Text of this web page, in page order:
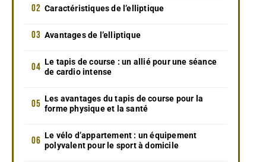
Caractéristiques de l’elliptique
Avantages de l’elliptique
Le tapis de course : un allié pour une séance
de cardio intense
Les avantages du tapis de course pour la
forme physique et la santé
Le vélo d’appartement : un équipement
polyvalent pour le sport à domicile